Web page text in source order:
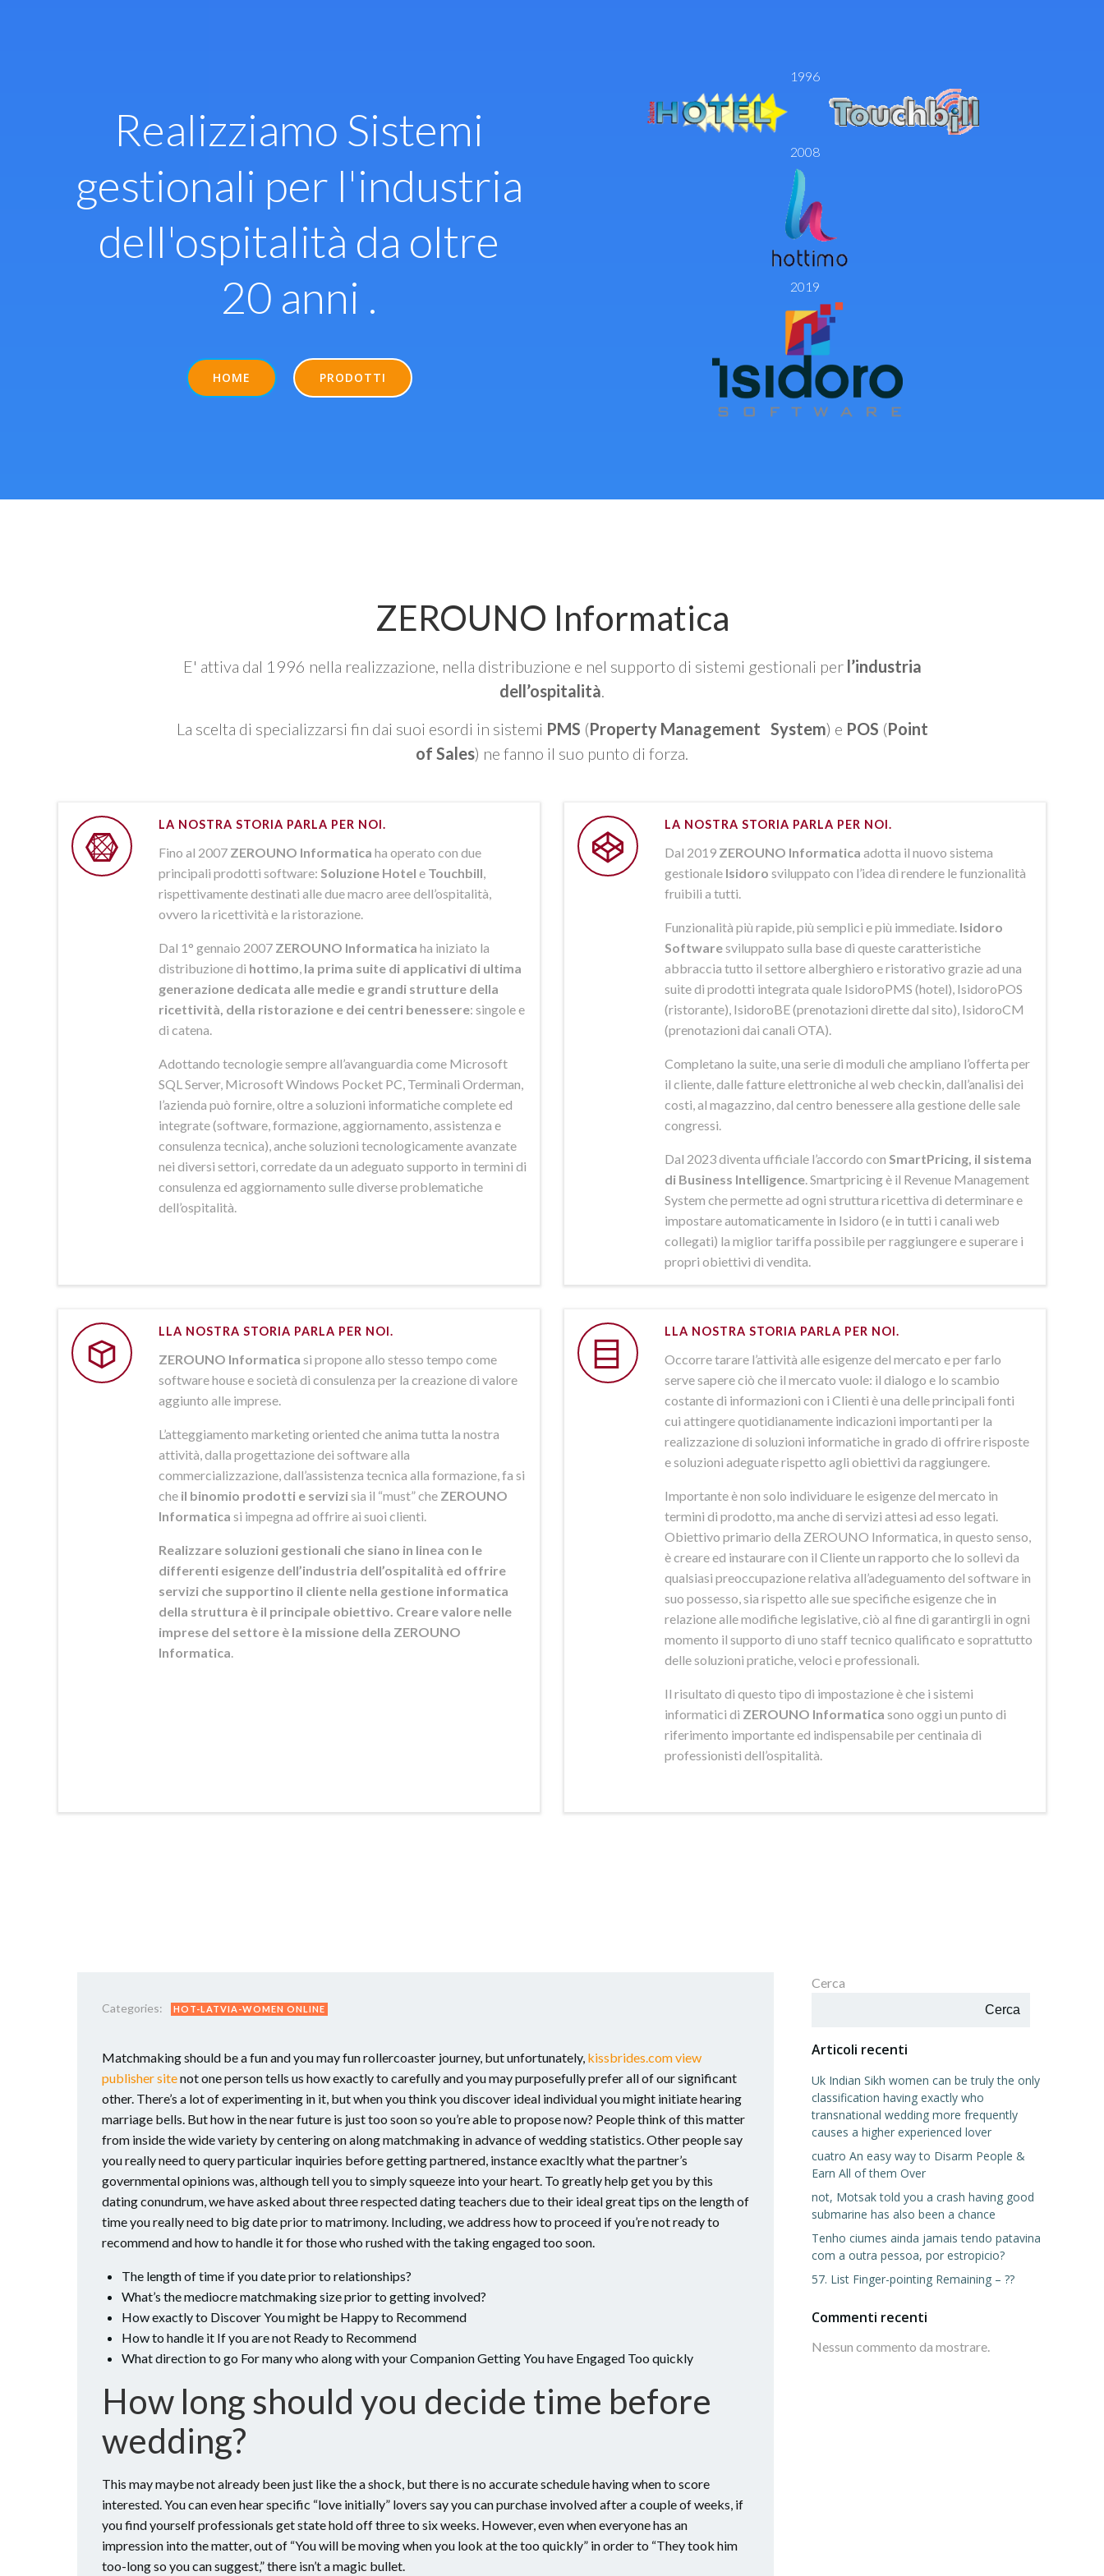
Realizziamo Sistemi
gestionali per l'industria
dell'ospitalità da oltre
20 anni .
HOME PRODOTTI
1996
2008
2019
ZEROUNO Informatica
E' attiva dal 1996 nella realizzazione, nella distribuzione e nel supporto di sistemi gestionali per l’industria
dell’ospitalità
La scelta di specializzarsi fin dai suoi esordi in sistemi PMS (Property Management System) e POS (Point
of Sales) ne fanno il suo punto di forza.
LA NOSTRA STORIA PARLA PER NOI.
Fino al 2007 ZEROUNO Informatica ha operato con due
principali prodotti software: Soluzione Hotel e Touchbill
rispettivamente destinati alle due macro aree dell’ospitalità,
ovvero la ricettività e la ristorazione.
Dal 1° gennaio 2007 ZEROUNO Informatica ha iniziato la
distribuzione di hottimo la prima suite di applicativi di ultima
generazione dedicata alle medie e grandi strutture della
ricettività, della ristorazione e dei centri benessere: singole e
di catena.
Adottando tecnologie sempre all’avanguardia come Microsoft
SQL Server, Microsoft Windows Pocket PC, Terminali Orderman,
l’azienda può fornire, oltre a soluzioni informatiche complete ed
integrate (software, formazione, aggiornamento, assistenza e
consulenza tecnica), anche soluzioni tecnologicamente avanzate
nei diversi settori, corredate da un adeguato supporto in termini di
consulenza ed aggiornamento sulle diverse problematiche
dell’ospitalità.
LA NOSTRA STORIA PARLA PER NOI.
Dal 2019 ZEROUNO Informatica adotta il nuovo sistema
gestionale Isidoro sviluppato con l’idea di rendere le funzionalità
fruibili a tutti.
Funzionalità più rapide, più semplici e più immediate. Isidoro
Softwaresviluppato sulla base di queste caratteristiche
abbraccia tutto il settore alberghiero e ristorativo grazie ad una
suite di prodotti integrata quale IsidoroPMS (hotel), IsidoroPOS
(ristorante), IsidoroBE (prenotazioni dirette dal sito), IsidoroCM
(prenotazioni dai canali OTA).
Completano la suite, una serie di moduli che ampliano l’offerta per
il cliente, dalle fatture elettroniche al web checkin, dall’analisi dei
costi, al magazzino, dal centro benessere alla gestione delle sale
congressi.
Dal 2023 diventa ufficiale l’accordo con SmartPricing, il sistema
di Business Intelligence . Smartpricing è il Revenue Management
System che permette ad ogni struttura ricettiva di determinare e
impostare automaticamente in Isidoro (e in tutti i canali web
collegati) la miglior tariffa possibile per raggiungere e superare i
propri obiettivi di vendita.
LLA NOSTRA STORIA PARLA PER NOI.
ZEROUNO Informatica si propone allo stesso tempo come
software house e società di consulenza per la creazione di valore
aggiunto alle imprese.
L’atteggiamento marketing oriented che anima tutta la nostra
attività, dalla progettazione dei software alla
commercializzazione, dall’assistenza tecnica alla formazione, fa si
che il binomio prodotti e servizisia il “must” che ZEROUNO
Informatica si impegna ad offrire ai suoi clienti.
Realizzare soluzioni gestionali che siano in linea con le
differenti esigenze dell’industria dell’ospitalità ed offrire
servizi che supportino il cliente nella gestione informatica
della struttura è il principale obiettivo. Creare valore nelle
imprese del settore è la missione della ZEROUNO
Informatica
LLA NOSTRA STORIA PARLA PER NOI.
Occorre tarare l’attività alle esigenze del mercato e per farlo
serve sapere ciò che il mercato vuole: il dialogo e lo scambio
costante di informazioni con i Clienti è una delle principali fonti
cui attingere quotidianamente indicazioni importanti per la
realizzazione di soluzioni informatiche in grado di offrire risposte
e soluzioni adeguate rispetto agli obiettivi da raggiungere.
Importante è non solo individuare le esigenze del mercato in
termini di prodotto, ma anche di servizi attesi ad esso legati.
Obiettivo primario della ZEROUNO Informatica, in questo senso,
è creare ed instaurare con il Cliente un rapporto che lo sollevi da
qualsiasi preoccupazione relativa all’adeguamento del software in
suo possesso, sia rispetto alle sue specifiche esigenze che in
relazione alle modifiche legislative, ciò al fine di garantirgli in ogni
momento il supporto di uno staff tecnico qualificato e soprattutto
delle soluzioni pratiche, veloci e professionali.
Il risultato di questo tipo di impostazione è che i sistemi
informatici di ZEROUNO Informatica sono oggi un punto di
riferimento importante ed indispensabile per centinaia di
professionisti dell’ospitalità.
Categories: HOT-LATVIA-WOMEN ONLINE
Matchmaking should be a fun and you may fun rollercoaster journey, but unfortunately, kissbrides.com view
publisher sitenot one person tells us how exactly to carefully and you may purposefully prefer all of our significant
other. There’s a lot of experimenting in it, but when you think you discover ideal individual you might initiate hearing
marriage bells. But how in the near future is just too soon so you’re able to propose now? People think of this matter
from inside the wide variety by centering on along matchmaking in advance of wedding statistics. Other people say
you really need to query particular inquiries before getting partnered, instance exacltly what the partner’s
governmental opinions was, although tell you to simply squeeze into your heart. To greatly help get you by this
dating conundrum, we have asked about three respected dating teachers due to their ideal great tips on the length of
time you really need to big date prior to matrimony. Including, we address how to proceed if you’re not ready to
recommend and how to handle it for those who rushed with the taking engaged too soon.
The length of time if you date prior to relationships?
What’s the mediocre matchmaking size prior to getting involved?
How exactly to Discover You might be Happy to Recommend
How to handle it If you are not Ready to Recommend
What direction to go For many who along with your Companion Getting You have Engaged Too quickly
How long should you decide time before
wedding?
This may maybe not already been just like the a shock, but there is no accurate schedule having when to score
interested. You can even hear specific “love initially” lovers say you can purchase involved after a couple of weeks, if
you find yourself professionals get state hold off three to six weeks. However, even when everyone has an
impression into the matter, out of “You will be moving when you look at the too quickly” in order to “They took him
too-long so you can suggest,” there isn’t a magic bullet.
Cerca
Cerca
Articoli recenti
Uk Indian Sikh women can be truly the only
classification having exactly who
transnational wedding more frequently
causes a higher experienced lover
cuatro An easy way to Disarm People &
Earn All of them Over
not, Motsak told you a crash having good
submarine has also been a chance
Tenho ciumes ainda jamais tendo patavina
com a outra pessoa, por estropicio?
57. List Finger-pointing Remaining – ??
Commenti recenti
Nessun commento da mostrare.